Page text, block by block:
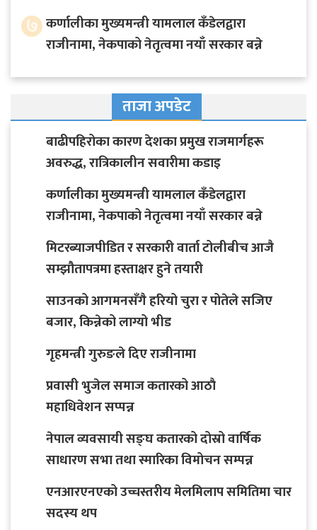
७ कर्णालीका मुख्यमन्त्री यामलाल कँडेलद्वारा
राजीनामा, नेकपाको नेतृत्वमा नयाँ सरकार बन्ने
ताजा अपडेट
बाढीपहिरोका कारण देशका प्रमुख राजमार्गहरू
अवरुद्ध, रात्रिकालीन सवारीमा कडाइ
कर्णालीका मुख्यमन्त्री यामलाल कँडेलद्वारा
राजीनामा, नेकपाको नेतृत्वमा नयाँ सरकार बन्ने
मिटरब्याजपीडित र सरकारी वार्ता टोलीबीच आजै
सम्झौतापत्रमा हस्ताक्षर हुने तयारी
साउनको आगमनसँगै हरियो चुरा र पोतेले सजिए
बजार, किन्नेको लाग्यो भीड
गृहमन्त्री गुरुङले दिए राजीनामा
प्रवासी भुजेल समाज कतारको आठाै
महाधिवेशन सप्पन्न
नेपाल व्यवसायी सङ्घ कतारको दोस्रो वार्षिक
साधारण सभा तथा स्मारिका विमोचन सम्पन्न
एनआरएनएको उच्चस्तरीय मेलमिलाप समितिमा चार
सदस्य थप